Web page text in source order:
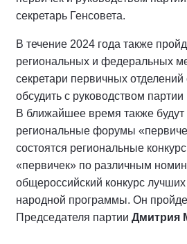
секретарь Генсовета.
В течение 2024 года также
региональных и федеральных
секретари первичных
обсудить с руководством
В ближайшее время также будут
региональные форумы
состоятся региональные
«первичек» по различным
общероссийский конкурс
народной программы. Он
Председателя партии Дмитрия